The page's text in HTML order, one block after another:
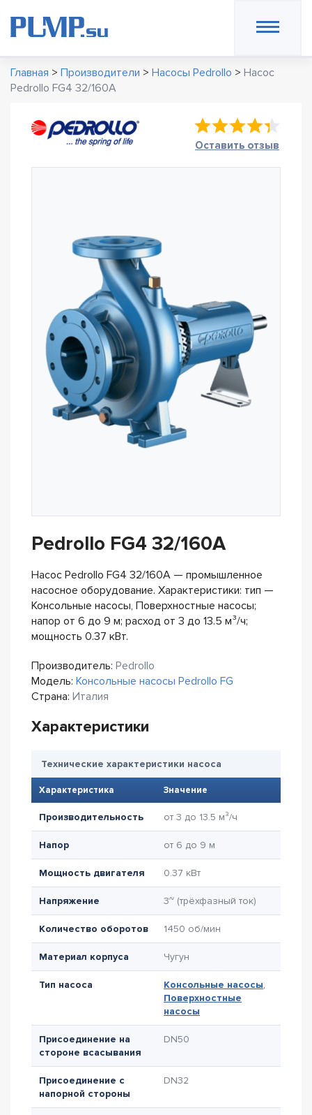
Главная > Производители > Насосы Pedrollo > Насос
Pedrollo FG4 32/160A
Оставить отзыв
Pedrollo FG4 32/160A
Насос Pedrollo FG4 32/160A — промышленное
насосное оборудование. Характеристики: тип —
Консольные насосы, Поверхностные насосы;
напор от 6 до 9 м; расход от 3 до 13.5 м³/ч;
мощность 0.37 кВт.
Производитель: Pedrollo
Модель: Консольные насосы Pedrollo FG
Страна: Италия
Характеристики
Технические характеристики насоса
Характеристика Значение
Производительность от 3 до 13.5 м³/ч
Напор от 6 до 9 м
Мощность двигателя 0.37 кВт
Напряжение 3~ (трёхфазный ток)
Количество оборотов 1450 об/мин
Материал корпуса Чугун
Тип насоса Консольные насосы,
Поверхностные
насосы
Присоединение на
стороне всасывания
DN50
Присоединение с
напорной стороны
DN32